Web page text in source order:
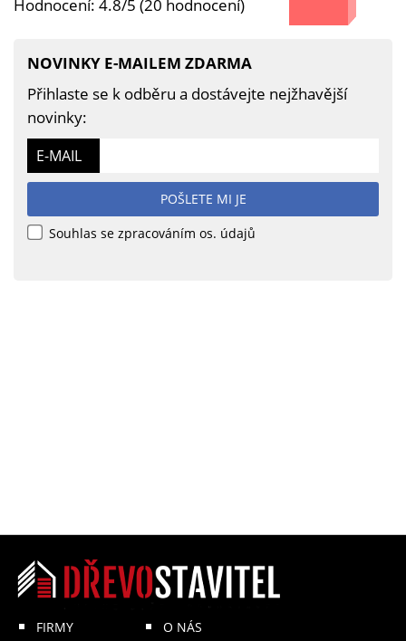
Hodnocení: 4.8/5 (20 hodnocení)
NOVINKY E-MAILEM ZDARMA
Přihlaste se k odběru a dostávejte nejžhavější
novinky:
E-MAIL
POŠLETE MI JE
Souhlas se zpracováním os. údajů
FIRMY O NÁS